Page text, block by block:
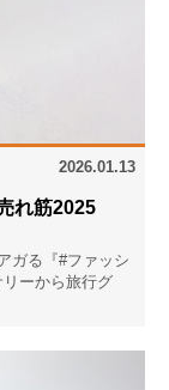
2026.01.13
れ筋2025
ガる『#ファッシ
ーから旅行グ